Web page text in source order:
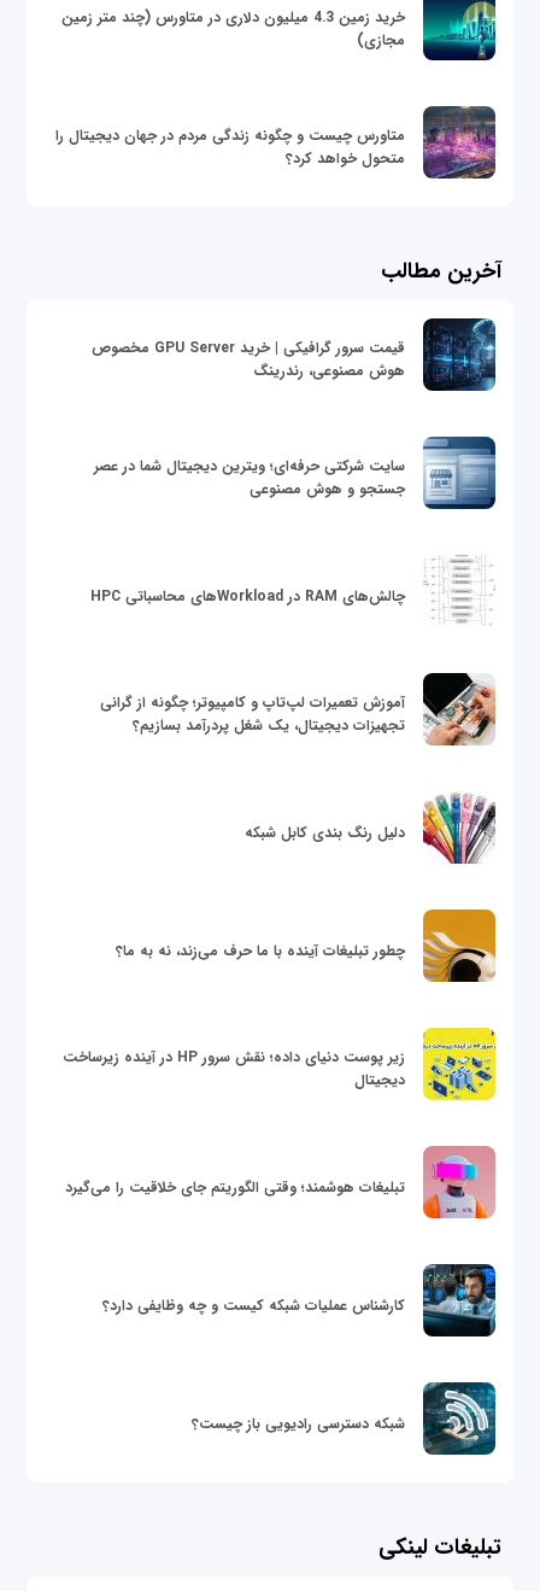
خرید زمین 4.3 میلیون دلاری در متاورس (چند متر زمین
مجازی)
متاورس چیست و چگونه زندگی مردم در جهان دیجیتال را
متحول خواهد کرد؟
آخرین مطالب
قیمت سرور گرافیکی | خرید GPU Server مخصوص
هوش مصنوعی، رندرینگ
سایت شرکتی حرفه‌ای؛ ویترین دیجیتال شما در عصر
جستجو و هوش مصنوعی
چالش‌های RAM در Workloadهای محاسباتی HPC
آموزش تعمیرات لپ‌تاپ و کامپیوتر؛ چگونه از گرانی
تجهیزات دیجیتال، یک شغل پردرآمد بسازیم؟
دلیل رنگ بندی کابل شبکه
چطور تبلیغات آینده با ما حرف می‌زند، نه به ما؟
زیر پوست دنیای داده؛ نقش سرور HP در آینده زیرساخت
دیجیتال
تبلیغات هوشمند؛ وقتی الگوریتم جای خلاقیت را می‌گیرد
کارشناس عملیات شبکه کیست و چه وظایفی دارد؟
شبکه دسترسی رادیویی باز چیست؟
تبلیغات لینکی